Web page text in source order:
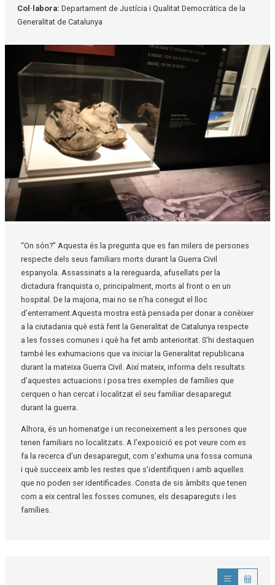
Col·labora: Departament de Justícia i Qualitat Democràtica de la
Generalitat de Catalunya
“On són?” Aquesta és la pregunta que es fan milers de persones
respecte dels seus familiars morts durant la Guerra Civil
espanyola. Assassinats a la rereguarda, afusellats per la
dictadura franquista o, principalment, morts al front o en un
hospital. De la majoria, mai no se n’ha conegut el lloc
d’enterrament.Aquesta mostra està pensada per donar a conèixer
a la ciutadania què està fent la Generalitat de Catalunya respecte
a les fosses comunes i què ha fet amb anterioritat. S’hi destaquen
també les exhumacions que va iniciar la Generalitat republicana
durant la mateixa Guerra Civil. Així mateix, informa dels resultats
d’aquestes actuacions i posa tres exemples de famílies que
cerquen o han cercat i localitzat el seu familiar desaparegut
durant la guerra.
Alhora, és un homenatge i un reconeixement a les persones que
tenen familiars no localitzats. A l’exposició es pot veure com es
fa la recerca d’un desaparegut, com s’exhuma una fossa comuna
i què succeeix amb les restes que s’identifiquen i amb aquelles
que no poden ser identificades. Consta de sis àmbits que tenen
com a eix central les fosses comunes, els desapareguts i les
famílies.